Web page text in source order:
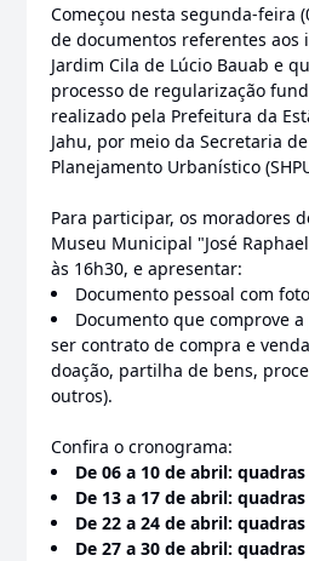
Começou nesta segunda-feira
de documentos referentes aos
Jardim Cila de Lúcio Bauab e
processo de regularização
realizado pela Prefeitura da
Jahu, por meio da Secretaria
Planejamento Urbanístico
Para participar, os moradores
Museu Municipal "José
às 16h30, e apresentar:
Documento pessoal com
Documento que comprove
ser contrato de compra e
doação, partilha de bens,
outros).
Confira o cronograma:
De 06 a 10 de abril: quadras
De 13 a 17 de abril: quadras
De 22 a 24 de abril: quadras
De 27 a 30 de abril: quadras